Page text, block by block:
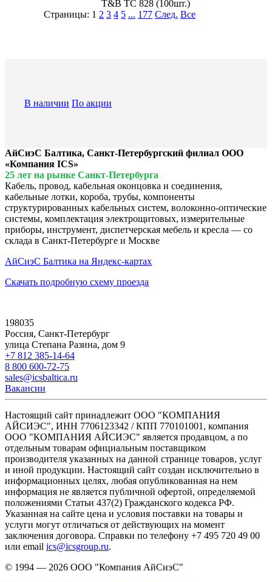
T&B TC 828 (100шт.)
Страницы: 1 2 3 4 5 ... 177 След. Все
В наличии По акции
АйСиэС Балтика, Санкт-Петербургский филиал ООО
«Компания ICS»
25 лет на рынке Санкт-Петербурга
Кабель, провод, кабельная оконцовка и соединения,
кабельные лотки, короба, трубы, компоненты
структурированных кабельных систем, волоконно-оптические
системы, комплектация электрощитовых, измерительные
приборы, инструмент, диспетчерская мебель и кресла — со
склада в Санкт-Петербурге и Москве
АйСиэС Балтика на Яндекс-картах
Скачать подробную схему проезда
198035
Россия, Санкт-Петербург
улица Степана Разина, дом 9
+7 812 385-14-64
8 800 600-72-75
sales@icsbaltica.ru
Вакансии
Настоящий сайт принадлежит ООО "КОМПАНИЯ
АЙСИЭС", ИНН 7706123342 / КПП 770101001, компания
ООО "КОМПАНИЯ АЙСИЭС" является продавцом, а по
отдельным товарам официальным поставщиком
производителя указанных на данной странице товаров, услуг
и иной продукции. Настоящий сайт создан исключительно в
информационных целях, любая опубликованная на нем
информация не является публичной офертой, определяемой
положениями Статьи 437(2) Гражданского кодекса РФ.
Указанная на сайте цена и условия поставки на товары и
услуги могут отличаться от действующих на момент
заключения договора. Справки по телефону +7 495 720 49 00
или email ics@icsgroup.ru.
© 1994 — 2026 ООО "Компания АйСиэС"